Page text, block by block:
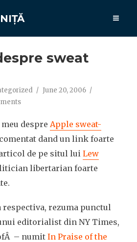
sweat
June 20, 2006
despre Apple sweat-
dand un link foarte
de pe situl lui Lew
libertarian foarte
respectiva, rezuma punctul
editorialist din NY Times,
– numit In Praise of the